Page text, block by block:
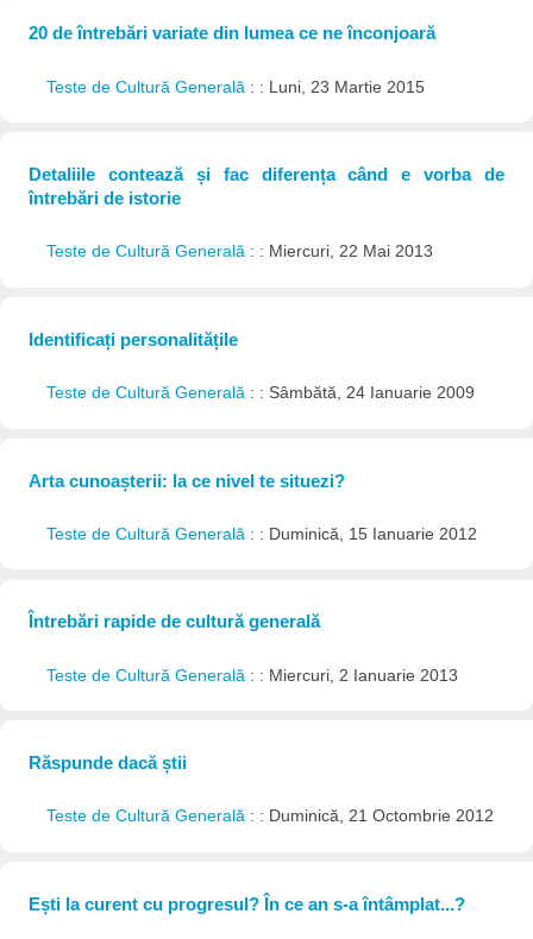
20 de întrebări variate din lumea ce ne înconjoară
Teste de Cultură Generală : : Luni, 23 Martie 2015
Detaliile contează și fac diferența când e vorba de
întrebări de istorie
Teste de Cultură Generală : : Miercuri, 22 Mai 2013
Identificați personalitățile
Teste de Cultură Generală : : Sâmbătă, 24 Ianuarie 2009
Arta cunoașterii: la ce nivel te situezi?
Teste de Cultură Generală : : Duminică, 15 Ianuarie 2012
Întrebări rapide de cultură generală
Teste de Cultură Generală : : Miercuri, 2 Ianuarie 2013
Răspunde dacă știi
Teste de Cultură Generală : : Duminică, 21 Octombrie 2012
Ești la curent cu progresul? În ce an s-a întâmplat...?